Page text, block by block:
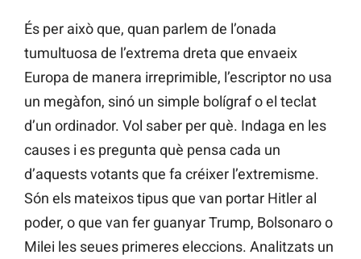
És per això que, quan parlem de l’onada
tumultuosa de l’extrema dreta que envaeix
Europa de manera irreprimible, l’escriptor no usa
un megàfon, sinó un simple bolígraf o el teclat
d’un ordinador. Vol saber per què. Indaga en les
causes i es pregunta què pensa cada un
d’aquests votants que fa créixer l’extremisme.
Són els mateixos tipus que van portar Hitler al
poder, o que van fer guanyar Trump, Bolsonaro o
Milei les seues primeres eleccions. Analitzats un